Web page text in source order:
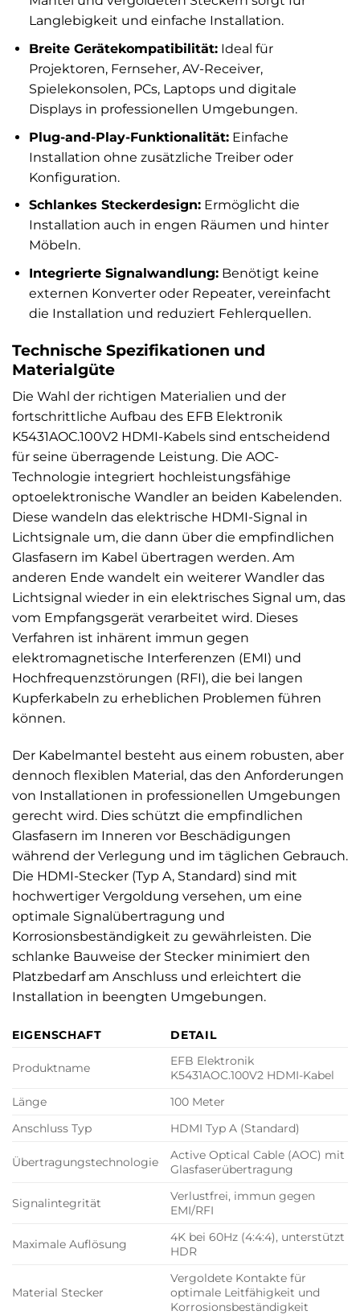
Langlebigkeit und einfache Installation.
Breite Gerätekompatibilität:Ideal für
Projektoren, Fernseher, AV-Receiver,
Spielekonsolen, PCs, Laptops und digitale
Displays in professionellen Umgebungen.
Plug-and-Play-Funktionalität:Einfache
Installation ohne zusätzliche Treiber oder
Konfiguration.
Schlankes Steckerdesign:Ermöglicht die
Installation auch in engen Räumen und hinter
Möbeln.
Integrierte Signalwandlung:Benötigt keine
externen Konverter oder Repeater, vereinfacht
die Installation und reduziert Fehlerquellen.
Technische Spezifikationen und
Materialgüte
Die Wahl der richtigen Materialien und der
fortschrittliche Aufbau des EFB Elektronik
K5431AOC.100V2 HDMI-Kabels sind entscheidend
für seine überragende Leistung. Die AOC-
Technologie integriert hochleistungsfähige
optoelektronische Wandler an beiden Kabelenden.
Diese wandeln das elektrische HDMI-Signal in
Lichtsignale um, die dann über die empfindlichen
Glasfasern im Kabel übertragen werden. Am
anderen Ende wandelt ein weiterer Wandler das
Lichtsignal wieder in ein elektrisches Signal um, das
vom Empfangsgerät verarbeitet wird. Dieses
Verfahren ist inhärent immun gegen
elektromagnetische Interferenzen (EMI) und
Hochfrequenzstörungen (RFI), die bei langen
Kupferkabeln zu erheblichen Problemen führen
können.
Der Kabelmantel besteht aus einem robusten, aber
dennoch flexiblen Material, das den Anforderungen
von Installationen in professionellen Umgebungen
gerecht wird. Dies schützt die empfindlichen
Glasfasern im Inneren vor Beschädigungen
während der Verlegung und im täglichen Gebrauch.
Die HDMI-Stecker (Typ A, Standard) sind mit
hochwertiger Vergoldung versehen, um eine
optimale Signalübertragung und
Korrosionsbeständigkeit zu gewährleisten. Die
schlanke Bauweise der Stecker minimiert den
Platzbedarf am Anschluss und erleichtert die
Installation in beengten Umgebungen.
EIGENSCHAFT DETAIL
Produktname
EFB Elektronik
K5431AOC.100V2 HDMI-Kabel
Länge
100 Meter
Anschluss Typ
HDMI Typ A (Standard)
Übertragungstechnologie
Active Optical Cable (AOC) mit
Glasfaserübertragung
Signalintegrität
Verlustfrei, immun gegen
EMI/RFI
Maximale Auflösung
4K bei 60Hz (4:4:4), unterstützt
HDR
Material Stecker
Vergoldete Kontakte für
optimale Leitfähigkeit und
Korrosionsbeständigkeit